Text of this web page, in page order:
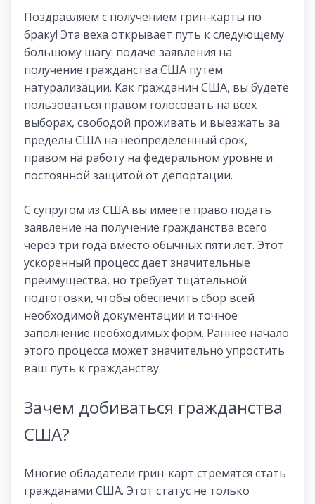
Поздравляем с получением грин-карты по
браку! Эта веха открывает путь к следующему
большому шагу: подаче заявления на
получение гражданства США путем
натурализации. Как гражданин США, вы будете
пользоваться правом голосовать на всех
выборах, свободой проживать и выезжать за
пределы США на неопределенный срок,
правом на работу на федеральном уровне и
постоянной защитой от депортации.
С супругом из США вы имеете право подать
заявление на получение гражданства всего
через три года вместо обычных пяти лет. Этот
ускоренный процесс дает значительные
преимущества, но требует тщательной
подготовки, чтобы обеспечить сбор всей
необходимой документации и точное
заполнение необходимых форм. Раннее начало
этого процесса может значительно упростить
ваш путь к гражданству.
Зачем добиваться гражданства
США?
Многие обладатели грин-карт стремятся стать
гражданами США. Этот статус не только